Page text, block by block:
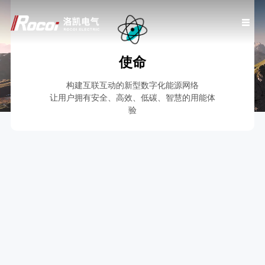
关于我们
使命
构建互联互动的新型数字化能源网络
让用户拥有安全、高效、低碳、智慧的用能体
验